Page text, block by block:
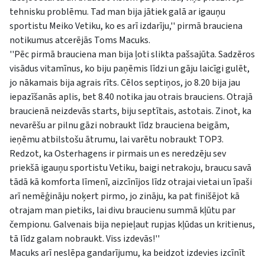
tehnisku problēmu. Tad man bija jātiek galā ar igauņu
sportistu Meiko Vetiku, ko es arī izdarīju,'' pirmā brauciena
notikumus atcerējās Toms Macuks.
''Pēc pirmā brauciena man bija ļoti slikta pašsajūta. Sadzēros
visādus vitamīnus, ko biju paņēmis līdzi un gāju laicīgi gulēt,
jo nākamais bija agrais rīts. Cēlos septiņos, jo 8.20 bija jau
iepazīšanās aplis, bet 8.40 notika jau otrais brauciens. Otrajā
braucienā neizdevās starts, biju septītais, astotais. Zinot, ka
nevarēšu ar pilnu gāzi nobraukt līdz brauciena beigām,
ieņēmu atbilstošu ātrumu, lai varētu nobraukt TOP3.
Redzot, ka Osterhagens ir pirmais un es neredzēju sev
priekšā igauņu sportistu Vetiku, baigi netrakoju, braucu savā
tādā kā komforta līmenī, aizcīnījos līdz otrajai vietai un īpaši
arī nemēģināju noķert pirmo, jo zināju, ka pat finišējot kā
otrajam man pietiks, lai divu braucienu summā kļūtu par
čempionu. Galvenais bija nepieļaut rupjas kļūdas un kritienus,
tā līdz galam nobraukt. Viss izdevās!''
Macuks arī neslēpa gandarījumu, ka beidzot izdevies izcīnīt